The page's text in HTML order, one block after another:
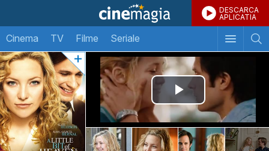
DESCARCA
APLICATIA
Cinema TV Filme Seriale